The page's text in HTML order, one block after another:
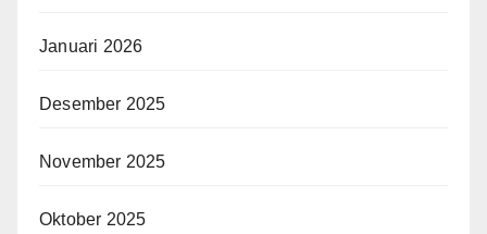
Januari 2026
Desember 2025
November 2025
Oktober 2025